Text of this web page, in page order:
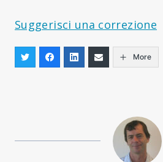
Suggerisci una correzione
More